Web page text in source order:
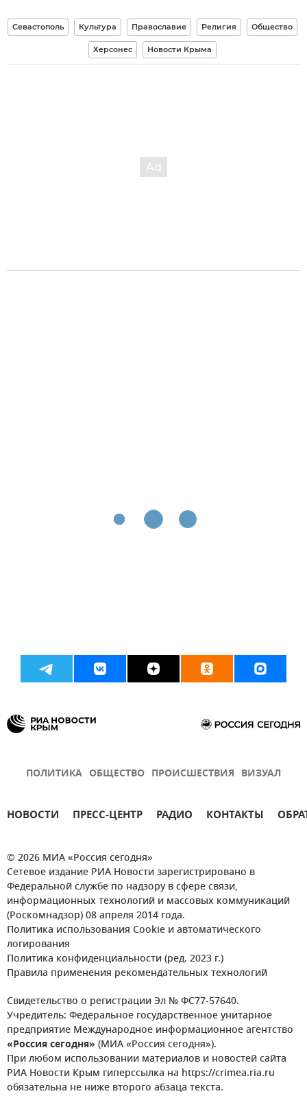
Севастополь Культура Православие Религия Общество
Херсонес Новости Крыма
ПОЛИТИКА ОБЩЕСТВО ПРОИСШЕСТВИЯ ВИЗУАЛ
НОВОСТИ ПРЕСС-ЦЕНТР РАДИО КОНТАКТЫ
© 2026 МИА «Россия сегодня»
Сетевое издание РИА Новости зарегистрировано в
Федеральной службе по надзору в сфере связи,
информационных технологий и массовых коммуникаций
(Роскомнадзор) 08 апреля 2014 года.
Политика использования Cookie и автоматического
логирования
Политика конфиденциальности (ред. 2023 г.)
Правила применения рекомендательных технологий
Свидетельство о регистрации Эл № ФС77-57640.
Учредитель: Федеральное государственное унитарное
предприятие Международное информационное агентство
«Россия сегодня» (МИА «Россия сегодня»).
При любом использовании материалов и новостей сайта
РИА Новости Крым гиперссылка на https://crimea.ria.ru
обязательна не ниже второго абзаца текста.